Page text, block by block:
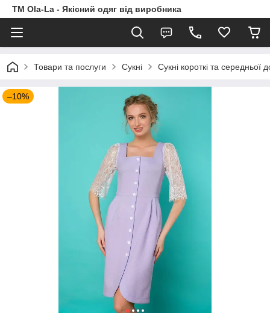
TM Ola-La - Якісний одяг від виробника
Товари та послуги Сукні Сукні короткі та середньої
–10%